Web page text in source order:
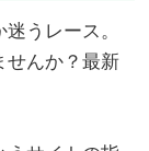
うレース。
せんか？最新